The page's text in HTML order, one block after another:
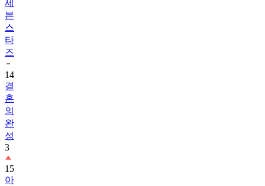
세
븐
스
타
즈
14
결
혼
의
완
성
3
15
아